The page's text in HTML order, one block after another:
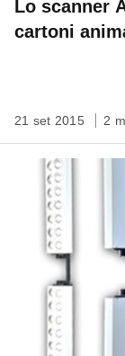
Lo scanner
cartoni
21 set 2015 2